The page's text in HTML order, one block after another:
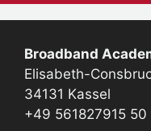
Broadband
Elisabeth-
34131 Kassel
+49 561827915 50